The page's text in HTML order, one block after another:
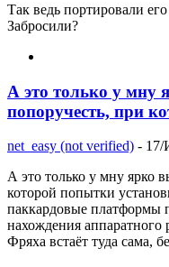
Так ведь портировали
Забросили?
А это только у мну
попоручесть, при
net_easy (not verified) - 17/
А это только у мну ярко
которой попытки
паккардовые платформы
нахождения аппаратного
Фряха встаёт туда сама,